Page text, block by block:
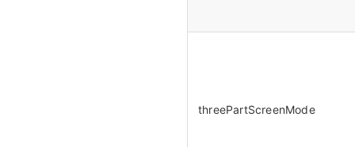
threePartScreenMode